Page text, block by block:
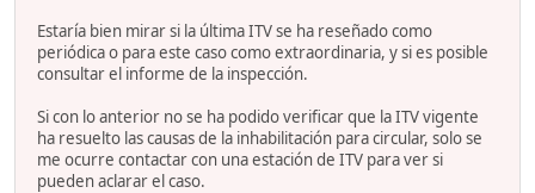
Estaría bien mirar si la última ITV se ha reseñado como
periódica o para este caso como extraordinaria, y si es posible
consultar el informe de la inspección.
Si con lo anterior no se ha podido verificar que la ITV vigente
ha resuelto las causas de la inhabilitación para circular, solo se
me ocurre contactar con una estación de ITV para ver si
pueden aclarar el caso.